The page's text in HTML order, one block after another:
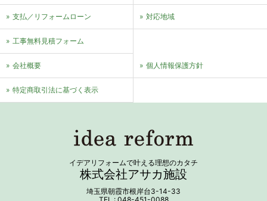
イデアリフォームで叶える理想のカタチ
株式会社アサカ施設
埼玉県朝霞市根岸台3-14-33
支払／リフォームローン 対応地域
⼯事無料⾒積フォーム
会社概要 個⼈情報保護⽅針
特定商取引法に基づく表⽰